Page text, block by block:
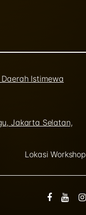
Istimewa
Jakarta Selatan,
Lokasi Workshop